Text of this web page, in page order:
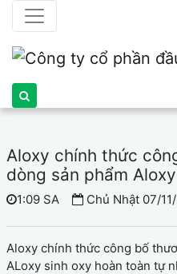
Aloxy chính thức
dòng sản phẩm
1:09 SA Chủ Nhật 07/11/
Aloxy chính thức công bố
ALoxy sinh oxy hoàn toàn tự